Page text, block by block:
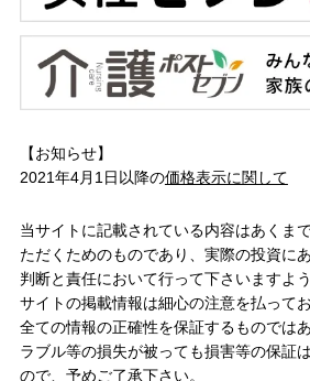
【お知らせ】
2021年4月1日以降の価格表示に関して
当サイトに記載されている内容はあくま
ただくためのものであり、実際の投資に
判断と責任において行って下さいますよ
サイトの掲載情報は細心の注意を払って
全ての情報の正確性を保証するものでは
ラブル等の損失が被っても損害等の保証
ので、予めご了承下さい。